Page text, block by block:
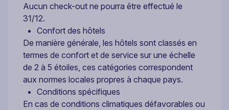
Aucun check-out ne pourra être effectué le
31/12.
Confort des hôtels
De manière générale, les hôtels sont classés en
termes de confort et de service sur une échelle
de 2 à 5 étoiles, ces catégories correspondent
aux normes locales propres à chaque pays.
Conditions spécifiques
En cas de conditions climatiques défavorables ou